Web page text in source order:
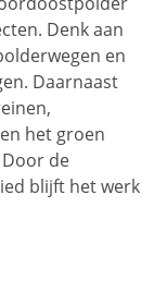
Denk aan
en
Daarnaast
het groen
de
blijft het werk